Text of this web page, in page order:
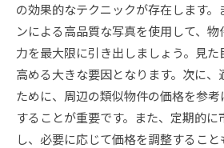
の効果的なテクニックが存在します。
ンによる高品質な写真を使用して、
力を最大限に引き出しましょう。見
高める大きな要因となります。次に、
ために、周辺の類似物件の価格を参
することが重要です。また、定期的
し、必要に応じて価格を調整するこ